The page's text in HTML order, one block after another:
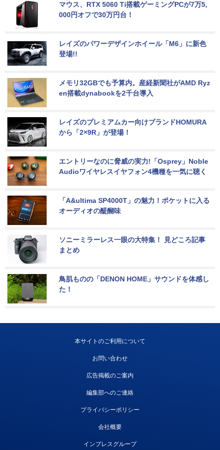
マウス、RTX 5060 Ti搭載ゲーミングPCが7万5,
000円オフで30万円台！
レイズのパワーデザインホイール「M6」に新色
登場!!
メモリ32GBでも予算内。産経新聞社がAMD Ryz
en搭載dynabookを2千台導入
レイズのプレミアムカー向けブランドHOMURA
から「2×9R」が登場！
エントリーなのに脅威の実力!「Osprey」Noble
Audioワイヤレスイヤフォン4機種を一気に聴く
「A&ultima SP4000T」の魅力！ポケットに入る
オーディオの醍醐味
ソニーミラーレス一眼の大特集！ 見どころ記事
まとめ
鳥肌ものの「DENON HOME」サウンドを体感し
た！
本サイトのご利用について
お問い合わせ
広告掲載のご案内
編集部へのご連絡
プライバシーポリシー
会社概要
インプレスグループ